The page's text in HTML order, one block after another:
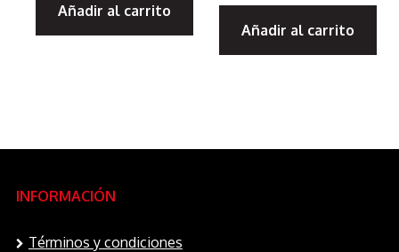
Añadir al carrito
Añadir al carrito
INFORMACIÓN
Términos y condiciones